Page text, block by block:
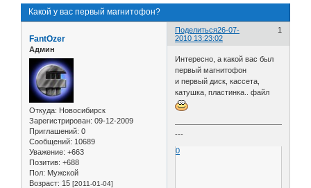
Какой у вас первый магнитофон?
Поделиться 1
26-07-
2010 13:23:02
FantOzer
Админ
Откуда: Новосибирск
Зарегистрирован: 09-12-2009
Приглашений: 0
Сообщений: 10689
Уважение: +663
Позитив: +688
Пол: Мужской
Возраст: 15 [2011-01-04]
Интересно, а какой вас был
первый магнитофон
и первый диск, кассета,
катушка, пластинка.. файл
---
0